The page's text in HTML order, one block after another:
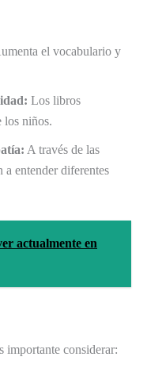
el vocabulario y
Los libros
los niños.
A través de las
a entender diferentes
actualmente en
importante considerar: